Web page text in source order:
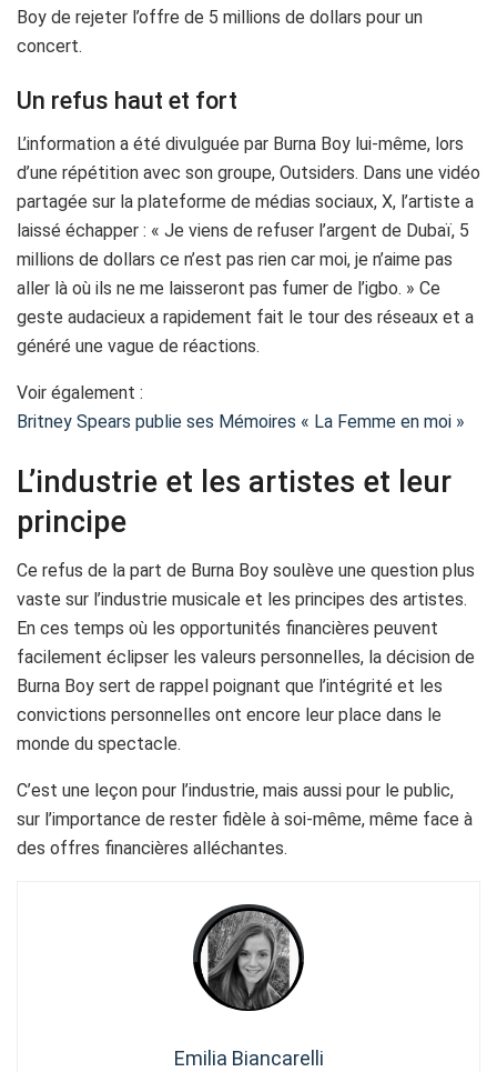
Boy de rejeter l’offre de 5 millions de dollars pour un
concert.
Un refus haut et fort
L’information a été divulguée par Burna Boy lui-même, lors
d’une répétition avec son groupe, Outsiders. Dans une vidéo
partagée sur la plateforme de médias sociaux, X, l’artiste a
laissé échapper : « Je viens de refuser l’argent de Dubaï, 5
millions de dollars ce n’est pas rien car moi, je n’aime pas
aller là où ils ne me laisseront pas fumer de l’igbo. » Ce
geste audacieux a rapidement fait le tour des réseaux et a
généré une vague de réactions.
Voir également :
Britney Spears publie ses Mémoires « La Femme en moi »
L’industrie et les artistes et leur
principe
Ce refus de la part de Burna Boy soulève une question plus
vaste sur l’industrie musicale et les principes des artistes.
En ces temps où les opportunités financières peuvent
facilement éclipser les valeurs personnelles, la décision de
Burna Boy sert de rappel poignant que l’intégrité et les
convictions personnelles ont encore leur place dans le
monde du spectacle.
C’est une leçon pour l’industrie, mais aussi pour le public,
sur l’importance de rester fidèle à soi-même, même face à
des offres financières alléchantes.
Emilia Biancarelli